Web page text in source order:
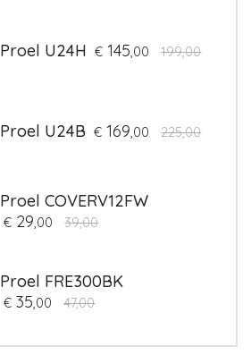
Proel U24H € 145 ,00 199,00
Proel U24B € 169 ,00 225,00
Proel COVERV12FW
€ 29,00 39,00
Proel FRE300BK
€ 35,00 47,00